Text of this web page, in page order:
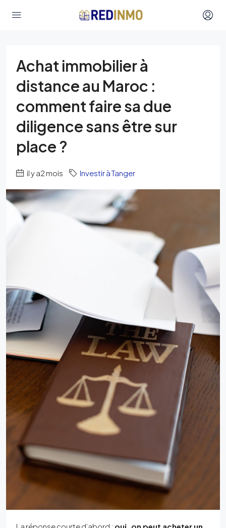
Achat immobilier à
distance au Maroc :
comment faire sa due
diligence sans être sur
place ?
il y a2 mois Investir à Tanger